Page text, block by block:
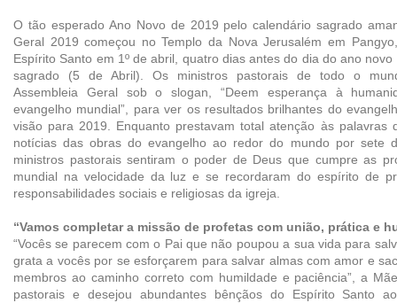
O tão esperado Ano Novo de 2019 pelo calendário sagrado
Geral 2019 começou no Templo da Nova Jerusalém em
Espírito Santo em 1º de abril, quatro dias antes do dia do ano
sagrado (5 de Abril). Os ministros pastorais de todo o
Assembleia Geral sob o slogan, “Deem esperança à
evangelho mundial”, para ver os resultados brilhantes do
visão para 2019. Enquanto prestavam total atenção às palavras
notícias das obras do evangelho ao redor do mundo por sete
ministros pastorais sentiram o poder de Deus que cumpre as
mundial na velocidade da luz e se recordaram do espírito de
responsabilidades sociais e religiosas da igreja.
“Vamos completar a missão de profetas com união, prática e
“Vocês se parecem com o Pai que não poupou a sua vida para
grata a vocês por se esforçarem para salvar almas com amor e
membros ao caminho correto com humildade e paciência”, a
pastorais e desejou abundantes bênçãos do Espírito Santo